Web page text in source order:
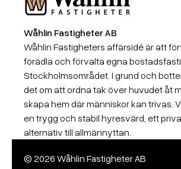
Wåhlin Fastigheter AB
Wåhlin Fastigheters affärsidé är att
förädla och förvalta egna
Stockholmsområdet. I grund och
det om att ordna tak över huvudet åt
skapa hem där människor kan trivas.
en trygg och stabil hyresvärd, ett
alternativ till allmännyttan.
© 2026 Wåhlin Fastigheter AB